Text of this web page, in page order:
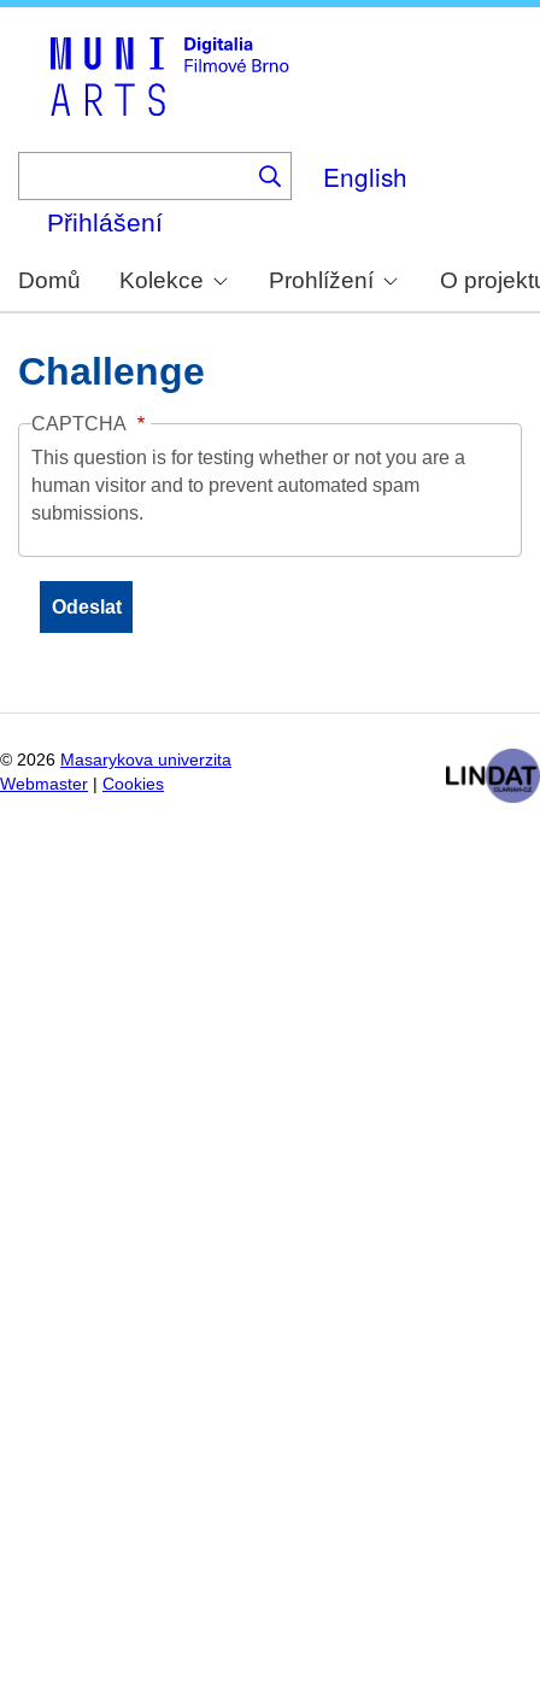
English
Přihlášení
Domů Kolekce Prohlížení O
Challenge
CAPTCHA
This question is for testing whether or not you are a
human visitor and to prevent automated spam
submissions.
© 2026 Masarykova univerzita
Webmaster
Cookies